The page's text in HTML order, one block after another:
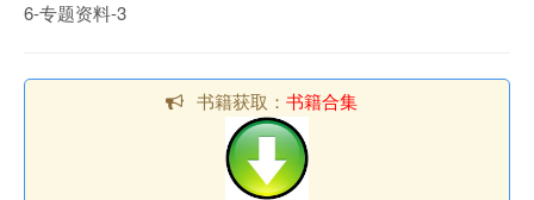
6-专题资料-3
书籍获取： 书籍合集